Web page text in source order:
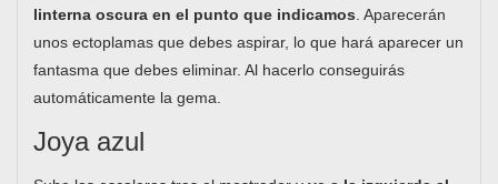
linterna oscura en el punto que indicamos. Aparecerán
unos ectoplamas que debes aspirar, lo que hará aparecer un
fantasma que debes eliminar. Al hacerlo conseguirás
automáticamente la gema.
Joya azul